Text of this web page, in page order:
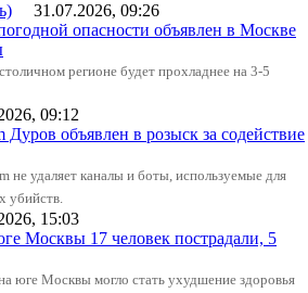
31.07.2026, 09:26
опасности объявлен в Москве
регионе будет прохладнее на 3-5
09:12
Дуров объявлен в розыск за содействие
не удаляет каналы и боты, используемые для
убийств.
15:03
Москвы 17 человек пострадали, 5
юге Москвы могло стать ухудшение здоровья